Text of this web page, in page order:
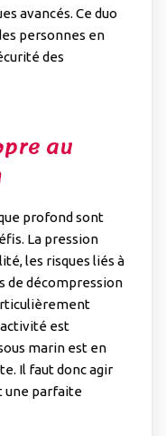
avancés. Ce duo
personnes en
des
au
profond sont
La pression
les risques liés à
de décompression
est
marin est en
Il faut donc agir
une parfaite